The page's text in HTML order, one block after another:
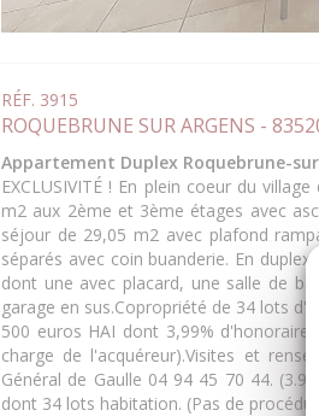
RÉF. 3915
ROQUEBRUNE SUR ARGENS -
Appartement Duplex Roquebrune-
EXCLUSIVITÉ ! En plein coeur du
m2 aux 2ème et 3ème étages avec
séjour de 29,05 m2 avec plafond
séparés avec coin buanderie. En
dont une avec placard, une salle de
garage en sus.Copropriété de 34 lots
500 euros HAI dont 3,99%
charge de l'acquéreur).Visites et
Général de Gaulle 04 94 45 70 44.
dont 34 lots habitation. (Pas de